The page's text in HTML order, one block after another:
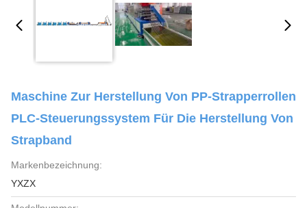
Maschine Zur Herstellung Von PP-Strapperrollen
PLC-Steuerungssystem Für Die Herstellung Von
Strapband
Markenbezeichnung:
YXZX